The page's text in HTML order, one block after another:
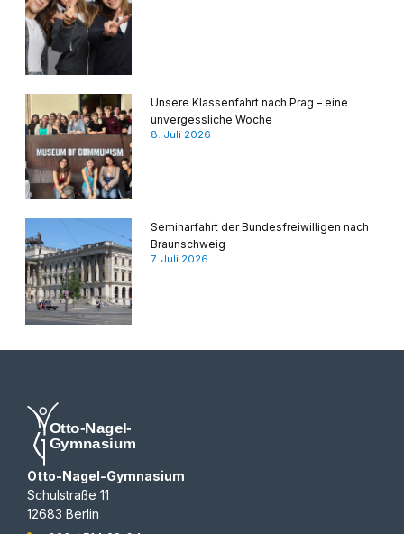
Unsere Klassenfahrt nach Prag – eine
unvergessliche Woche
8. Juli 2026
Seminarfahrt der Bundesfreiwilligen nach
Braunschweig
7. Juli 2026
Otto-Nagel-Gymnasium
Schulstraße 11
12683 Berlin